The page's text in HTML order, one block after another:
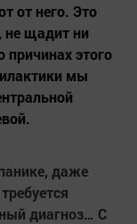
от него. Это
не щадит ни
этого
мы
даже
диагноз… С